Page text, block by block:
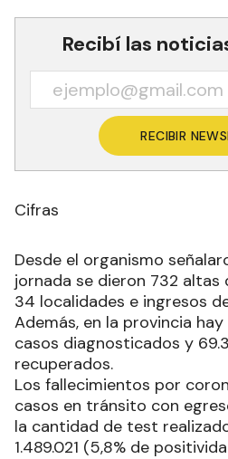
Recibí las
RECIBIR
Cifras
Desde el organismo
jornada se dieron 732 altas
34 localidades e ingresos
Además, en la provincia
casos diagnosticados y
recuperados.
Los fallecimientos por
casos en tránsito con
la cantidad de test
1.489.021 (5,8% de